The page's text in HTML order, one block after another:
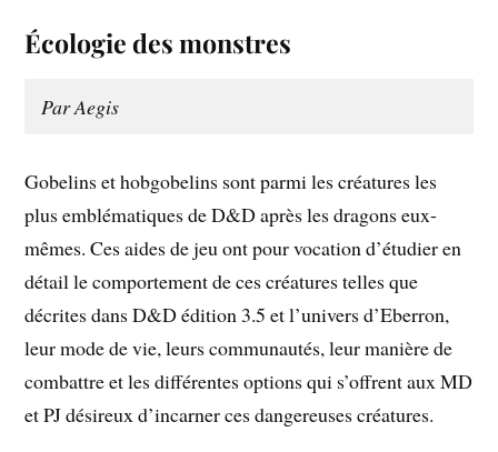
Écologie des monstres
Par Aegis
Gobelins et hobgobelins sont parmi les créatures les
plus emblématiques de D&D après les dragons eux-
mêmes. Ces aides de jeu ont pour vocation d’étudier en
détail le comportement de ces créatures telles que
décrites dans D&D édition 3.5 et l’univers d’Eberron,
leur mode de vie, leurs communautés, leur manière de
combattre et les différentes options qui s’offrent aux MD
et PJ désireux d’incarner ces dangereuses créatures.